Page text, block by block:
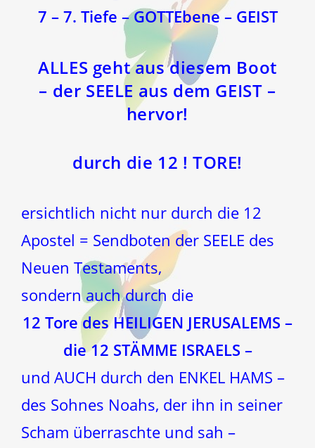
7 – 7. Tiefe – GOTTEbene – GEIST
ALLES geht aus diesem Boot
– der SEELE aus dem GEIST –
hervor!
durch die 12 ! TORE!
ersichtlich nicht nur durch die 12
Apostel = Sendboten der SEELE des
Neuen Testaments,
sondern auch durch die
12 Tore des HEILIGEN JERUSALEMS –
die 12 STÄMME ISRAELS –
und AUCH durch den ENKEL HAMS –
des Sohnes Noahs, der ihn in seiner
Scham überraschte und sah –